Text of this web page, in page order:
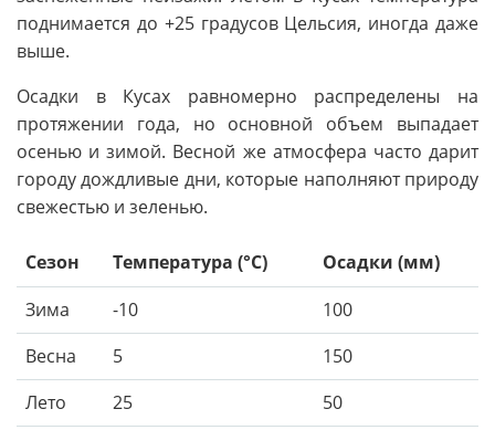
поднимается до +25 градусов Цельсия, иногда даже
выше.
Осадки в Кусах равномерно распределены на
протяжении года, но основной объем выпадает
осенью и зимой. Весной же атмосфера часто дарит
городу дождливые дни, которые наполняют природу
свежестью и зеленью.
Сезон Температура (°C)
Осадки (мм)
Зима
-10
100
Весна
5
150
Лето
25
50